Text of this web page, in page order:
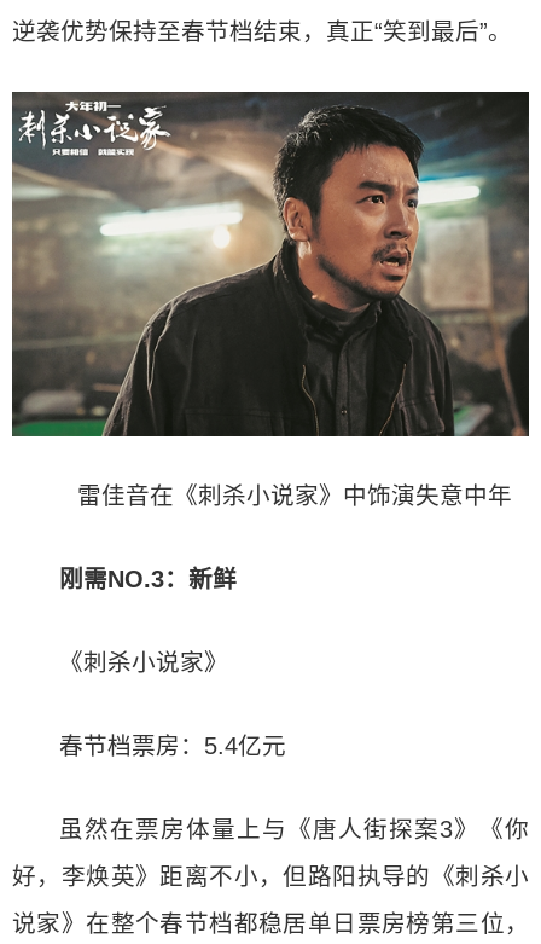
逆袭优势保持至春节档结束，真正“笑到最后”。
雷佳音在《刺杀小说家》中饰演失意中年
刚需NO.3：新鲜
《刺杀小说家》
春节档票房：5.4亿元
虽然在票房体量上与《唐人街探案3》《你
好，李焕英》距离不小，但路阳执导的《刺杀小
说家》在整个春节档都稳居单日票房榜第三位，